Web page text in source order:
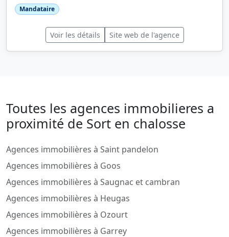
Mandataire
Voir les détails Site web de l'agence
Toutes les agences immobilieres a
proximité de Sort en chalosse
Agences immobilières à Saint pandelon
Agences immobilières à Goos
Agences immobilières à Saugnac et cambran
Agences immobilières à Heugas
Agences immobilières à Ozourt
Agences immobilières à Garrey